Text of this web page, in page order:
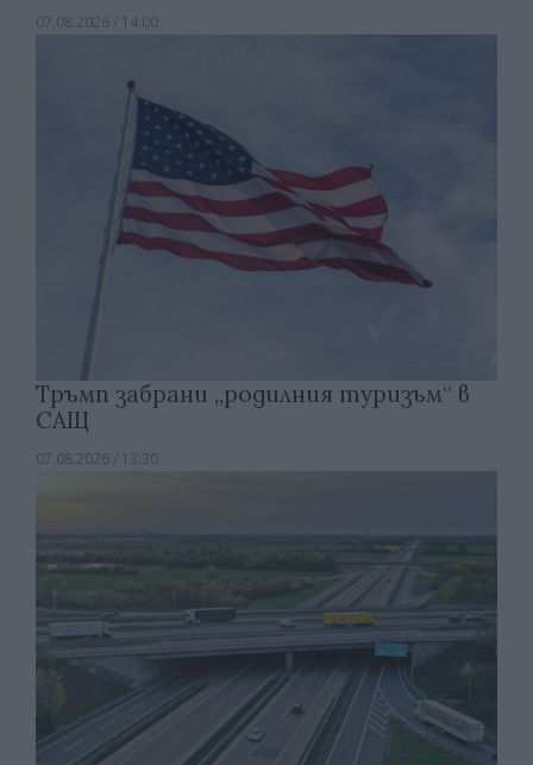
07.08.2026 / 14:00
Тръмп забрани „родилния туризъм“ в
САЩ
07.08.2026 / 13:30